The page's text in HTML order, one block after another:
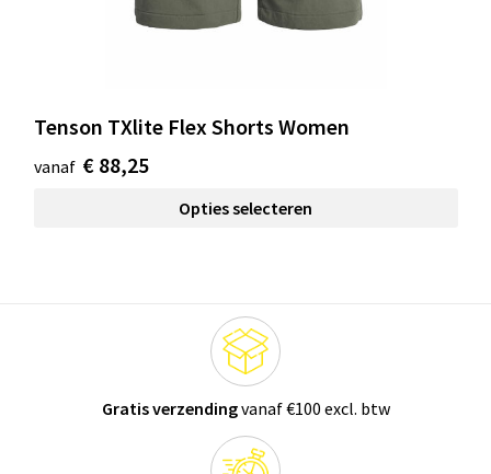
Tenson TXlite Flex Shorts Women
vanaf € 88,25
Opties selecteren
Gratis verzendingvanaf €100 excl. btw